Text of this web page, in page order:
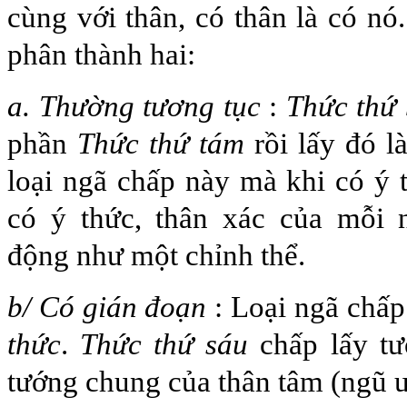
cùng với thân, có thân là có
phân thành hai:
a. Thường tương tục: Thức thứ
phần Thức thứ tám rồi lấy đó
loại ngã chấp này mà khi có ý
có ý thức, thân xác của mỗi
động như một chỉnh thể.
b/ Có gián đoạn : Loại ngã
thức. Thức thứ sáu chấp lấy
tướng chung của thân tâm (ngũ